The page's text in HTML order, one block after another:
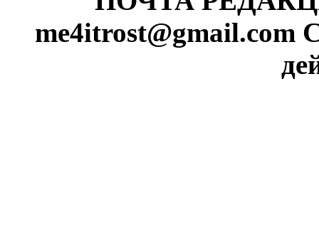
me4itrost@gmail.com